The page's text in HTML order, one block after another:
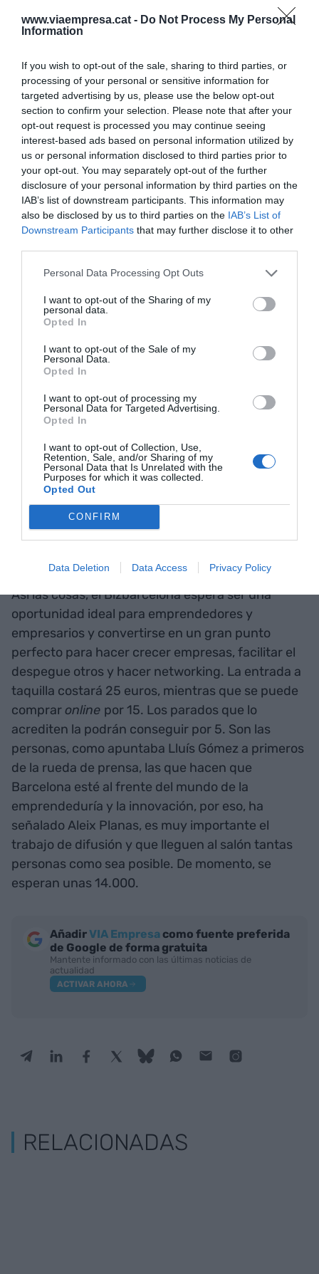
www.viaempresa.cat - Do Not Process My Personal
Information
If you wish to opt-out of the sale, sharing to third parties, or
processing of your personal or sensitive information for
targeted advertising by us, please use the below opt-out
section to confirm your selection. Please note that after your
opt-out request is processed you may continue seeing
interest-based ads based on personal information utilized by
us or personal information disclosed to third parties prior to
your opt-out. You may separately opt-out of the further
disclosure of your personal information by third parties on the
IAB’s list of downstream participants. This information may
also be disclosed by us to third parties on the IAB’s List of
Downstream Participants that may further disclose it to other
Personal Data Processing Opt Outs
I want to opt-out of the Sharing of my
personal data.
Opted In
I want to opt-out of the Sale of my
Personal Data.
Opted In
I want to opt-out of processing my
Personal Data for Targeted Advertising.
Opted In
I want to opt-out of Collection, Use,
Retention, Sale, and/or Sharing of my
Personal Data that Is Unrelated with the
Purposes for which it was collected.
Opted Out
CONFIRM
Data Deletion Data Access Privacy Policy
Campeones, que hablará de la inclusión en el
mundo de la empresa.
Básicos, crecimiento e
inversión
Son los tres bloques en los cuales se dividirán los
espacios y actividades del Biz. En el primero de
todos, el "Básicos", que está dedicado a los
emprendedores, habrá todos los contenidos que
sirven para hacer arrancar proyectos a los
emprendedores, se hablará de coworking, de
emprendeduría cooperativa, habrá mesas
redondas y, además, se hablará de
En el segundo bloque, que recibe el nombre de
"Crecimiento", se proveerá los propietarios de
pequeñas y medianas empresas de herramientas
apuntado Aleix Planas. Por último, en el espacio
"Inversión" se podrán encontrar todo de
oportunidades de inversión en el mercado de
financiación de Barcelona Activa y se podrá
acceder al préstamo EaSI, dirigido a empresas
Así las cosas, el Bizbarcelona espera ser una
oportunidad ideal para emprendedores y
empresarios y convertirse en un gran punto
perfecto para hacer crecer empresas, facilitar el
despegue otros y hacer networking. La entrada a
taquilla costará 25 euros, mientras que se puede
compraronline por 15. Los parados que lo
acrediten la podrán conseguir por 5. Son las
personas, como apuntaba Lluís Gómez a primeros
de la rueda de prensa, las que hacen que
Barcelona esté al frente del mundo de la
emprendeduría y la innovación, por eso, ha
señalado Aleix Planas, es muy importante el
trabajo de difusión y que lleguen al salón tantas
personas como sea posible. De momento, se
esperan unas 14.000.
AñadirVIA Empresa como fuente preferida
de Google de forma gratuita
Mantente informado con las últimas noticias de
actualidad
ACTIVAR AHORA
RELACIONADAS